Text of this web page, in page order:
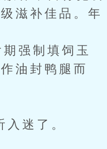
滋补佳品。年
强制填饲玉
油封鸭腿而
迷了。